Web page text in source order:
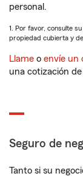
personal.
1. Por favor, consulte
propiedad cubierta y
Llame o envíe un
una cotización
Seguro de
Tanto si su